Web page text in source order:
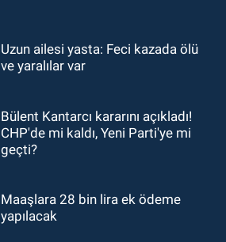
18:52Zonguldak'ta pitbul köpek
GÜNDEM
18:44Zonguldak'ta araç yayaya
çarptı: Ağır yaralanan yaya tedavi
Uzun ailesi yasta: Feci kazada ölü
ve yaralılar var
Bülent Kantarcı kararını açıkladı!
CHP'de mi kaldı, Yeni Parti'ye mi
geçti?
Maaşlara 28 bin lira ek ödeme
yapılacak